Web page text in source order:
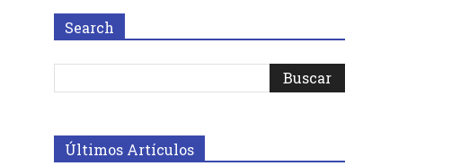
Search
Últimos Artículos